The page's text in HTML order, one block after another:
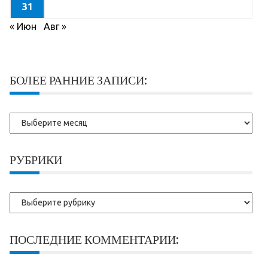
31
« Июн
Авг »
БОЛЕЕ РАННИЕ ЗАПИСИ:
Более
ранние
РУБРИКИ
Рубрики
ПОСЛЕДНИЕ КОММЕНТАРИИ: